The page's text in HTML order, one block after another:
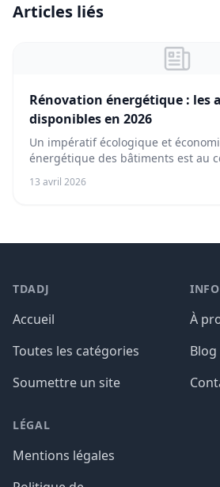
Articles liés
Rénovation énergétique : les
disponibles en 2026
Un impératif écologique et
énergétique des bâtiments est au
13 avril 2026
TDADJ
Accueil
Toutes les catégories
Soumettre un site
À
Blog
LÉGAL
Mentions légales